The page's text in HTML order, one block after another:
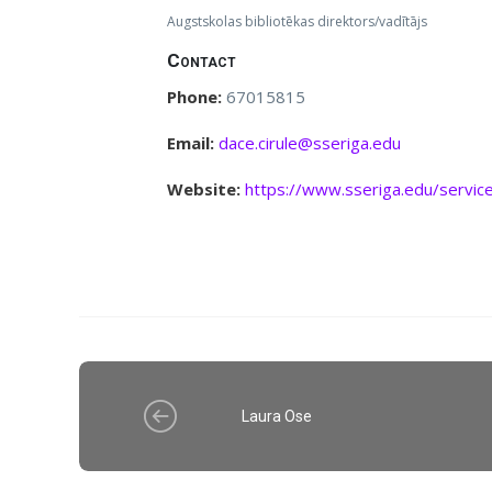
Augstskolas bibliotēkas direktors/vadītājs
Contact
Phone: 67015815
Email: dace.cirule@sseriga.edu
Website: https://www.sseriga.edu/
Laura Ose